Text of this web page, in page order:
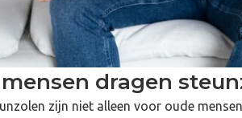
dragen
zijn niet alleen voor oude